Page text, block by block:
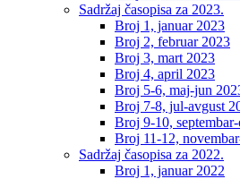
Sadržaj časopisa za 2023.
Broj 1, januar 2023
Broj 2, februar 2023
Broj 3, mart 2023
Broj 4, april 2023
Broj 5-6, maj-jun
Broj 7-8, jul-avgust
Broj 9-10,
Broj 11-12,
Sadržaj časopisa za 2022.
Broj 1, januar 2022